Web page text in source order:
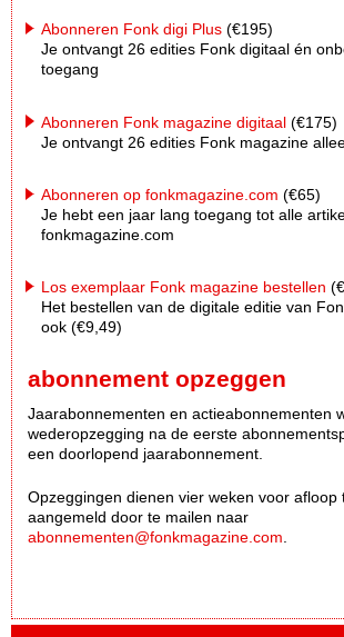
Abonneren Fonk digi Plus (€195)
Je ontvangt 26 edities Fonk digitaal én
toegang
Abonneren Fonk magazine digitaal (€175)
Je ontvangt 26 edities Fonk magazine
Abonneren op fonkmagazine.com (€65)
Je hebt een jaar lang toegang tot alle
fonkmagazine.com
Los exemplaar Fonk magazine bestellen
Het bestellen van de digitale editie van
ook (€9,49)
abonnement opzeggen
Jaarabonnementen en actieabonnementen
wederopzegging na de eerste
een doorlopend jaarabonnement.
Opzeggingen dienen vier weken voor afloop
aangemeld door te mailen naar
abonnementen@fonkmagazine.com